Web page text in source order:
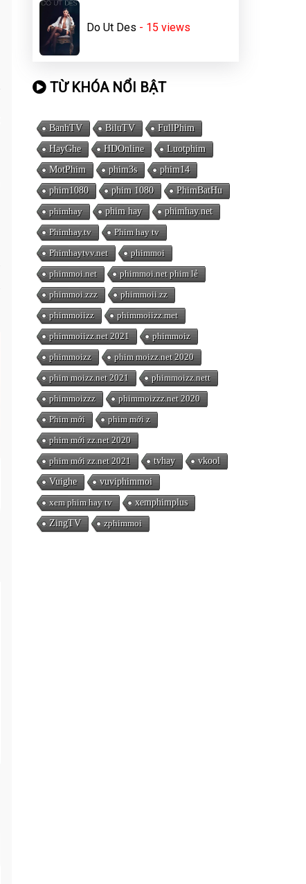
Do Ut Des - 15 views
TỪ KHÓA NỔI BẬT
BanhTV BiluTV
FullPhim
HayGhe
HDOnline
Luotphim
MotPhim
phim3s
phim14
phim1080
phim 1080
PhimBatHu
phimhay
phim hay
phimhay.net
Phimhay.tv
Phim hay tv
Phimhaytvv.net
phimmoi
phimmoi.net
phimmoi.net phim lẻ
phimmoi.zzz
phimmoii.zz
phimmoiizz
phimmoiizz.met
phimmoiizz.net 2021
phimmoiz
phimmoizz
phim moizz.net 2020
phim moizz.net 2021
phimmoizz.nett
phimmoizzz
phimmoizzz.net 2020
Phim mới
phim mới z
phim mới zz.net 2020
phim mới zz.net 2021
tvhay
vkool
Vuighe
vuviphimmoi
xem phim hay tv
xemphimplus
ZingTV
zphimmoi